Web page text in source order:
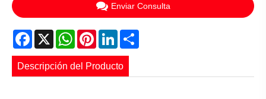
Enviar Consulta
Facebook
X WhatsApp
PinterestLinkedIn
Descripción del Producto